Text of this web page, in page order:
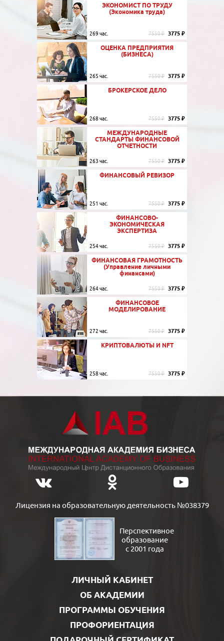
ЭКОНОМИСТ ПО ТРУДУ
(Экономика труда)
269 час. 7550 ₽ 3775 ₽
ОЦЕНКА ПРЕДПРИЯТИЯ
(БИЗНЕСА)
265 час. 7550 ₽ 3775 ₽
БРОКЕРСКОЕ ДЕЛО
268 час. 7550 ₽ 3775 ₽
МЕЖДУНАРОДНЫЕ
СТАНДАРТЫ ФИНАНСОВОЙ
ОТЧЕТНОСТИ
263 час. 7550 ₽ 3775 ₽
ФИНАНСОВЫЙ РЕВИЗОР
251 час. 7550 ₽ 3775 ₽
ФИНАНСОВО-
ЭКОНОМИЧЕСКАЯ
ЭКСПЕРТИЗА
254 час. 7550 ₽ 3775 ₽
ФИНАНСОВАЯ ГРАМОТНОСТЬ
(Управление личными
финансами)
264 час. 7550 ₽ 3775 ₽
ФИНАНСОВОЕ
МОДЕЛИРОВАНИЕ
272 час. 7550 ₽ 3775 ₽
КРИПТОВАЛЮТЫ И NFT
258 час. 7550 ₽ 3775 ₽
Лицензия на образовательную деятельность №038379
Перспективное
образование
с 2001 года
ЛИЧНЫЙ КАБИНЕТ
ОБ АКАДЕМИИ
ПРОГРАММЫ ОБУЧЕНИЯ
ПРОФОРИЕНТАЦИЯ